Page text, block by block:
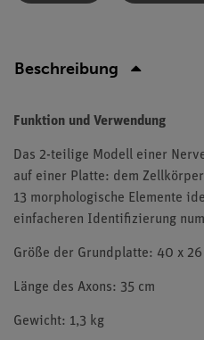
Beschreibung
Funktion und Verwendung
Das 2-teilige Modell einer
auf einer Platte: dem
13 morphologische Elemente
einfacheren Identifizierung
Größe der Grundplatte: 40 x 26
Länge des Axons: 35 cm
Gewicht: 1,3 kg